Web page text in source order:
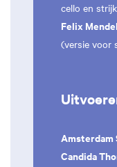
cello en
Felix
(versie voor
Candida